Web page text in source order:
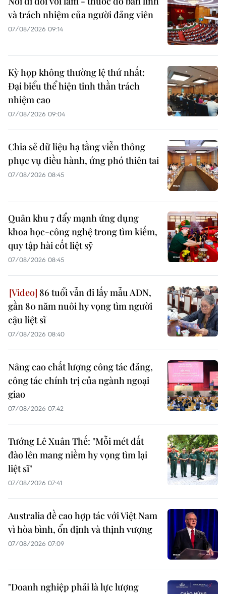
và trách nhiệm của người đảng viên
07/08/2026 09:14
Kỳ họp không thường lệ thứ nhất:
Đại biểu thể hiện tinh thần trách
nhiệm cao
07/08/2026 09:04
Chia sẻ dữ liệu hạ tầng viễn thông
phục vụ điều hành, ứng phó thiên tai
07/08/2026 08:45
Quân khu 7 đẩy mạnh ứng dụng
khoa học-công nghệ trong tìm kiếm,
quy tập hài cốt liệt sỹ
07/08/2026 08:45
86 tuổi vẫn đi lấy mẫu ADN,
gần 80 năm nuôi hy vọng tìm người
cậu liệt sĩ
07/08/2026 08:40
Nâng cao chất lượng công tác đảng,
công tác chính trị của ngành ngoại
giao
07/08/2026 07:42
Tướng Lê Xuân Thế: "Mỗi mét đất
đào lên mang niềm hy vọng tìm lại
liệt sĩ"
07/08/2026 07:41
Australia đề cao hợp tác với Việt Nam
vì hòa bình, ổn định và thịnh vượng
07/08/2026 07:09
"Doanh nghiệp phải là lực lượng